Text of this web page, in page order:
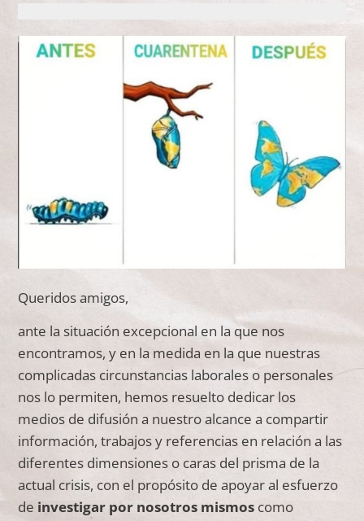
Queridos amigos,
ante la situación excepcional en la que nos
encontramos, y en la medida en la que nuestras
complicadas circunstancias laborales o personales
nos lo permiten, hemos resuelto dedicar los
medios de difusión a nuestro alcance a compartir
información, trabajos y referencias en relación a las
diferentes dimensiones o caras del prisma de la
actual crisis, con el propósito de apoyar al esfuerzo
de investigar por nosotros mismos como